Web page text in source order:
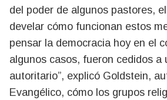
del poder de algunos pastores,
develar cómo funcionan estos
pensar la democracia hoy en el
algunos casos, fueron cedidos a
autoritario”, explicó Goldstein,
Evangélico, cómo los grupos